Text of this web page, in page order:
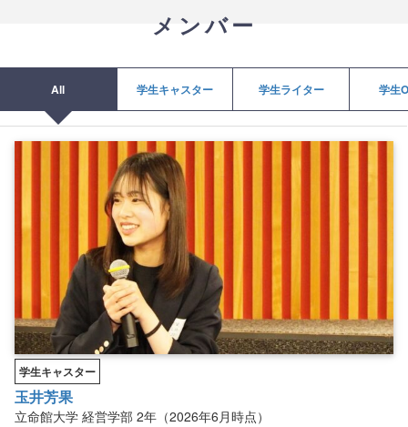
メンバー
All 学生キャスター 学生ライター 学生
学生キャスター
玉井芳果
立命館大学 経営学部 2年（2026年6月時点）